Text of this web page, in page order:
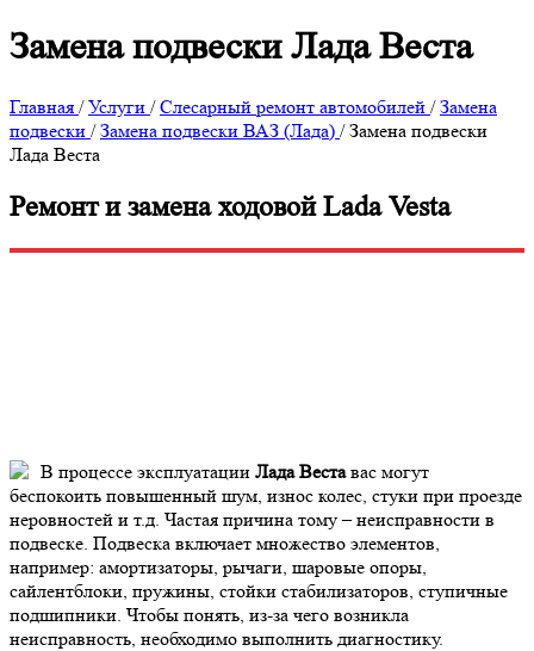
Замена подвески Лада Веста
Главная /Услуги /Слесарный ремонт автомобилей /Замена
подвески /Замена подвески ВАЗ (Лада) /Замена подвески
Лада Веста
Ремонт и замена ходовой Lada Vesta
В процессе эксплуатации Лада Веставас могут
беспокоить повышенный шум, износ колес, стуки при проезде
неровностей и т.д. Частая причина тому – неисправности в
подвеске. Подвеска включает множество элементов,
например: амортизаторы, рычаги, шаровые опоры,
сайлентблоки, пружины, стойки стабилизаторов, ступичные
подшипники. Чтобы понять, из-за чего возникла
неисправность, необходимо выполнить диагностику.